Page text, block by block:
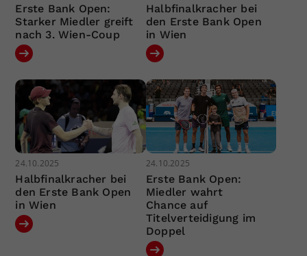
Erste Bank Open:
Starker Miedler greift
nach 3. Wien-Coup
Halbfinalkracher bei
den Erste Bank Open
in Wien
24.10.2025
Halbfinalkracher bei
den Erste Bank Open
in Wien
24.10.2025
Erste Bank Open:
Miedler wahrt
Chance auf
Titelverteidigung im
Doppel